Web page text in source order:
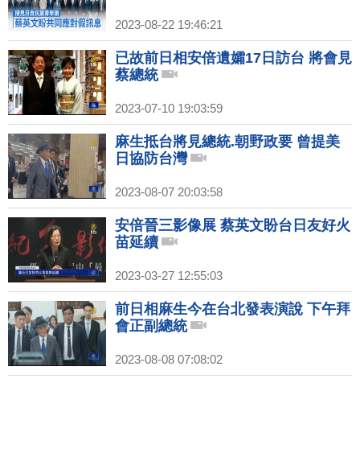
2023-08-22 19:46:21
已故前日相安倍遺孀17日訪台 將會見
蔡總統
2023-07-10 19:03:59
麻生抵台將見總統.朝野政要 曾提美
日協防台灣
2023-08-07 20:03:58
安倍晉三影像展 蔡英文盼台日友好火
苗延續
2023-03-27 12:55:03
前日相麻生今在台北發表演說 下午拜
會正副總統
2023-08-08 07:08:02